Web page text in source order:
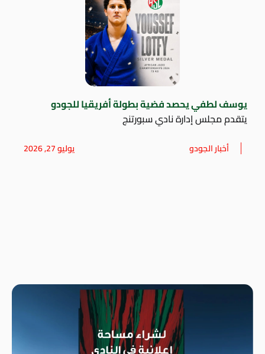
يوسف لطفي يحصد فضية بطولة أفريقيا للجودو
يتقدم مجلس إدارة نادي سبورتنج
أخبار الجودو يوليو 27, 2026